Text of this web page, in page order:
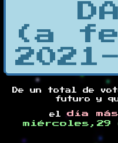
(a
De un total de
futuro y
eldía
miércoles,29